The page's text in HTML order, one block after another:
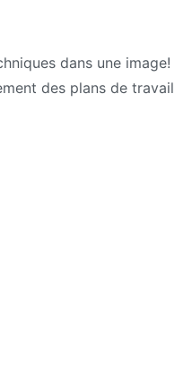
dans une image!
des plans de travail